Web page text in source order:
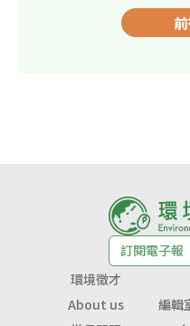
訂閱電子報
環境徵才
About us
編輯